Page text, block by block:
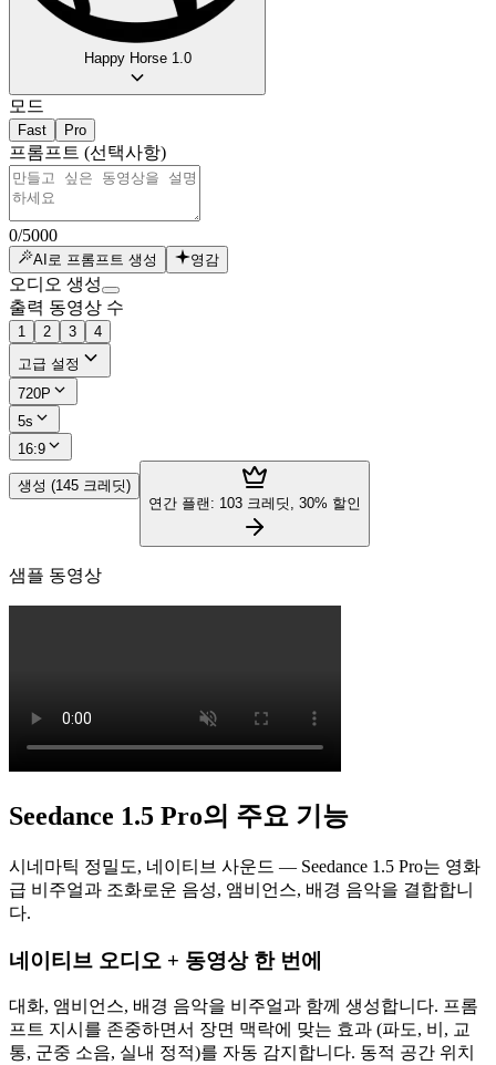
Happy Horse 1.0
모드
Fast Pro
프롬프트 (선택사항)
0/5000
AI로 프롬프트 생성 영감
오디오 생성
출력 동영상 수
1 2 3
4
고급 설정
720P
5s
16:9
생성 (145 크레딧)
연간 플랜: 103 크레딧, 30% 할인
샘플 동영상
Seedance 1.5 Pro의 주요 기능
시네마틱 정밀도, 네이티브 사운드 — Seedance 1.5 Pro는 영화
급 비주얼과 조화로운 음성, 앰비언스, 배경 음악을 결합합니
다.
네이티브 오디오 + 동영상 한 번에
대화, 앰비언스, 배경 음악을 비주얼과 함께 생성합니다. 프롬
프트 지시를 존중하면서 장면 맥락에 맞는 효과 (파도, 비, 교
통, 군중 소음, 실내 정적)를 자동 감지합니다. 동적 공간 위치